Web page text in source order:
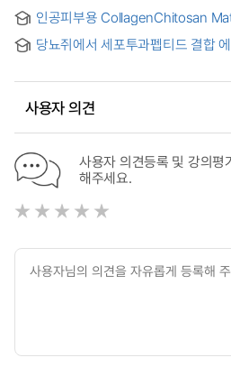
plasma and heparin-conjugated
인공피부용 CollagenChitosan
skin and Effect of Growth
당뇨쥐에서 세포투과펩티드 결합
사용자 의견
사용자 의견등록 및 강의평
해주세요.